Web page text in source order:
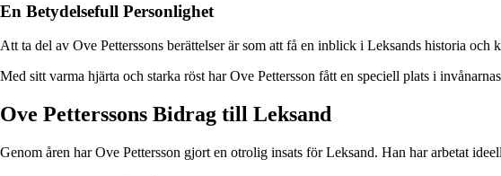
En Betydelsefull Personlighet
Att ta del av Ove Petterssons berättelser är som att få en inblick i Leksands historia
Med sitt varma hjärta och starka röst har Ove Pettersson fått en speciell plats i
Ove Petterssons Bidrag till Leksand
Genom åren har Ove Pettersson gjort en otrolig insats för Leksand. Han har arbetat